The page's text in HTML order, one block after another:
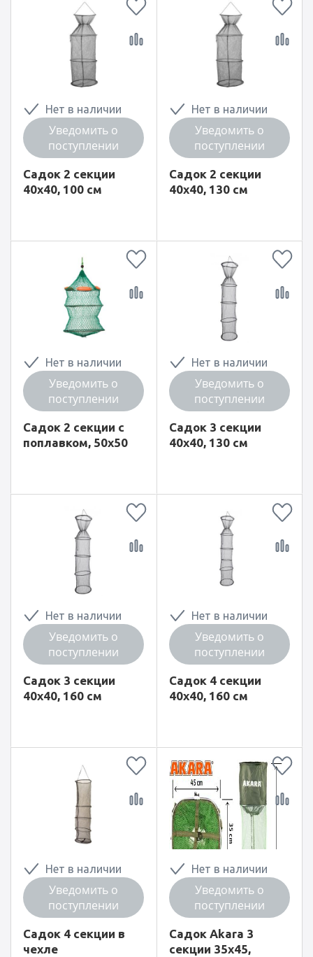
Нет в наличии
Уведомить о
поступлении
Садок 2 секции
40x40, 100 см
Нет в наличии
Уведомить о
поступлении
Садок 2 секции
40x40, 130 см
Нет в наличии
Уведомить о
поступлении
Садок 2 секции с
поплавком, 50x50
Нет в наличии
Уведомить о
поступлении
Садок 3 секции
40x40, 130 см
Нет в наличии
Уведомить о
поступлении
Садок 3 секции
40x40, 160 см
Нет в наличии
Уведомить о
поступлении
Садок 4 секции
40x40, 160 см
Нет в наличии
Уведомить о
поступлении
Садок 4 секции в
чехле
Нет в наличии
Уведомить о
поступлении
Садок Akara 3
секции 35x45,